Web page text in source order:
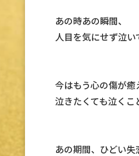
あの時あの瞬間、
人目を気にせず泣い
今はもう心の傷が癒
泣きたくても泣くこ
あの期間、ひどい